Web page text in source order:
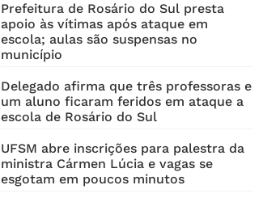
Prefeitura de Rosário do Sul presta
apoio às vítimas após ataque em
escola; aulas são suspensas no
município
Delegado afirma que três professoras e
um aluno ficaram feridos em ataque a
escola de Rosário do Sul
UFSM abre inscrições para palestra da
ministra Cármen Lúcia e vagas se
esgotam em poucos minutos